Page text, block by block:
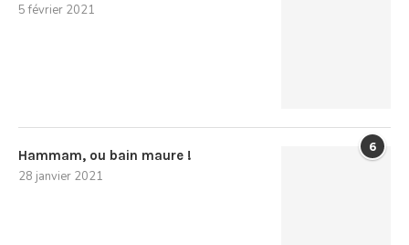
5 février 2021
6
Hammam, ou bain maure !
28 janvier 2021